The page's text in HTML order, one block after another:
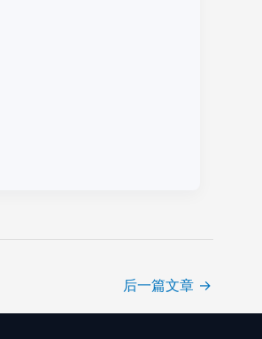
后一篇文章 →